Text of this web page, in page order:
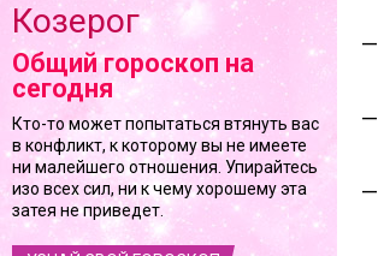
Козерог
Общий гороскоп на
сегодня
Кто-то может попытаться втянуть вас
в конфликт, к которому вы не имеете
ни малейшего отношения. Упирайтесь
изо всех сил, ни к чему хорошему эта
затея не приведет.
—
—
—